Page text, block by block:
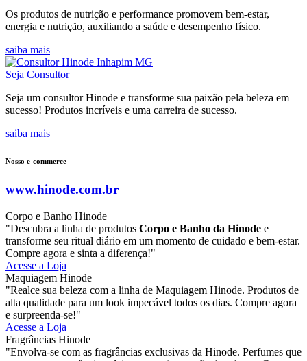
Os produtos de nutrição e performance promovem bem-estar,
energia e nutrição, auxiliando a saúde e desempenho físico.
saiba mais
Seja Consultor
Seja um consultor Hinode e transforme sua paixão pela beleza em
sucesso! Produtos incríveis e uma carreira de sucesso.
saiba mais
Nosso e-commerce
www.hinode.com.br
Corpo e Banho Hinode
"Descubra a linha de produtos Corpo e Banho da Hinode e
transforme seu ritual diário em um momento de cuidado e bem-estar.
Compre agora e sinta a diferença!"
Acesse a Loja
Maquiagem Hinode
"Realce sua beleza com a linha de Maquiagem Hinode. Produtos de
alta qualidade para um look impecável todos os dias. Compre agora
e surpreenda-se!"
Acesse a Loja
Fragrâncias Hinode
"Envolva-se com as fragrâncias exclusivas da Hinode. Perfumes que